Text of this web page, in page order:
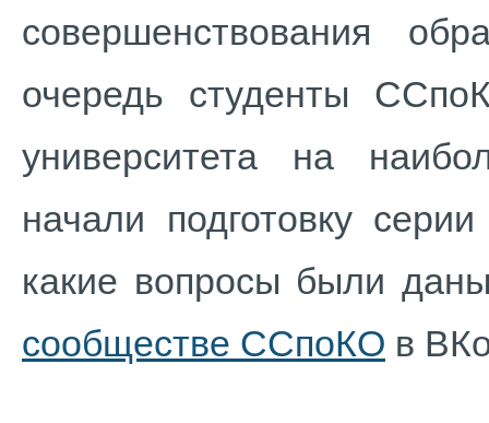
совершенствования
очередь студенты
университета на
начали подготовку
какие вопросы были
сообществе ССпоКО в